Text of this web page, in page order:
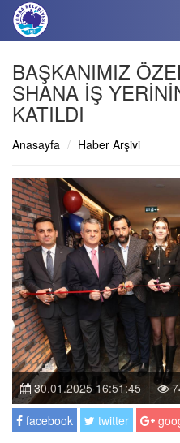
BAŞKANIMIZ
SHANA İŞ
KATILDI
Anasayfa Haber Arşivi
30.01.2025 16:51:45
facebook
twitter